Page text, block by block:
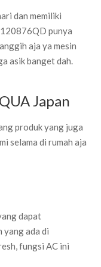
dan memiliki
120876QD punya
aja ya mesin
asik banget dah.
Japan
produk yang juga
selama di rumah aja
dapat
yang ada di
fungsi AC ini